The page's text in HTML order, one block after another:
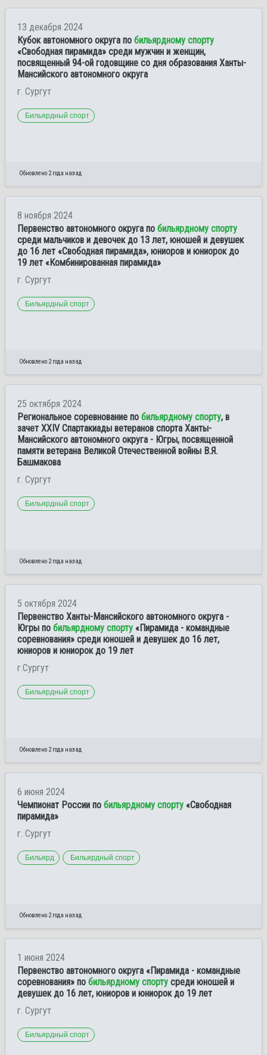
13 декабря 2024
Кубок автономного округа по бильярдному спорту
«Свободная пирамида» среди мужчин и женщин,
посвященный 94-ой годовщине со дня образования Ханты-
Мансийского автономного округа
г. Сургут
Бильярдный спорт
Обновлено 2 года назад
8 ноября 2024
Первенство автономного округа по бильярдному спорту
среди мальчиков и девочек до 13 лет, юношей и девушек
до 16 лет «Свободная пирамида», юниоров и юниорок до
19 лет «Комбинированная пирамида»
г. Сургут
Бильярдный спорт
Обновлено 2 года назад
25 октября 2024
Региональное соревнование по бильярдному спорту, в
зачет XXIV Спартакиады ветеранов спорта Ханты-
Мансийского автономного округа - Югры, посвященной
памяти ветерана Великой Отечественной войны В.Я.
Башмакова
г. Сургут
Бильярдный спорт
Обновлено 2 года назад
5 октября 2024
Первенство Ханты-Мансийского автономного округа -
Югры по бильярдному спорту «Пирамида - командные
соревнования» среди юношей и девушек до 16 лет,
юниоров и юниорок до 19 лет
г.Сургут
Бильярдный спорт
Обновлено 2 года назад
6 июня 2024
Чемпионат России по бильярдному спорту «Свободная
пирамида»
г. Сургут
Бильярд Бильярдный спорт
Обновлено 2 года назад
1 июня 2024
Первенство автономного округа «Пирамида - командные
соревнования» по бильярдному спорту среди юношей и
девушек до 16 лет, юниоров и юниорок до 19 лет
г. Сургут
Бильярдный спорт